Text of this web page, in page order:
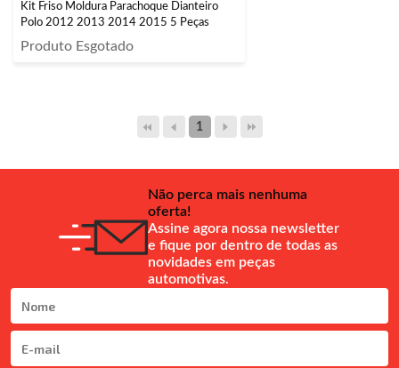
Kit Friso Moldura Parachoque Dianteiro
Polo 2012 2013 2014 2015 5 Peças
Produto Esgotado
1
Não perca mais nenhuma
oferta!
Assine agora nossa newsletter
e fique por dentro de todas as
novidades em peças
automotivas.